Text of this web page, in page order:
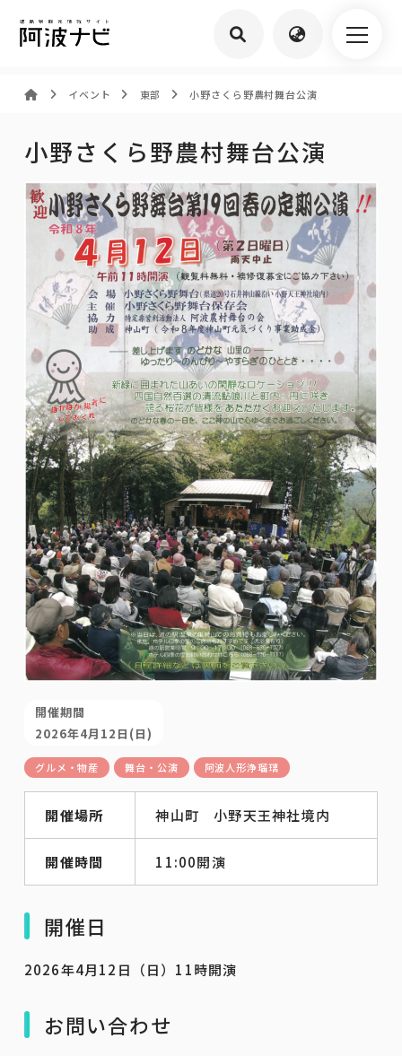
イベント 東部 小野さくら野農村舞台公演
小野さくら野農村舞台公演
開催期間
2026年4月12日(日)
グルメ・物産 舞台・公演 阿波人形浄瑠璃
開催場所 神山町 小野天王神社境内
開催時間 11:00開演
開催日
2026年4月12日（日）11時開演
お問い合わせ